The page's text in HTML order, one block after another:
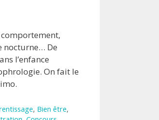
nocturne… De
l’enfance
On fait le
, Bien être,